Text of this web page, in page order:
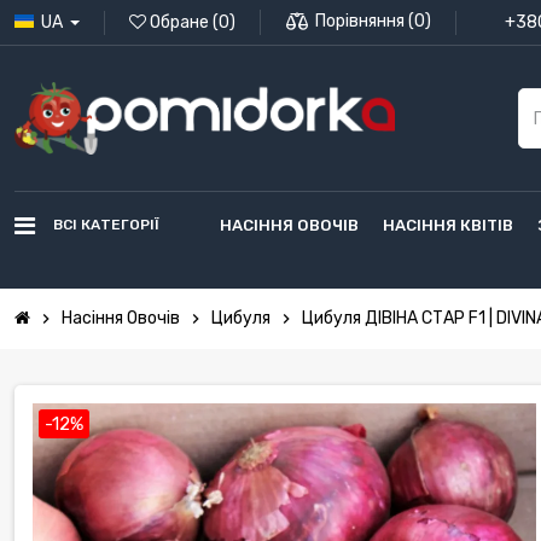
UA Обране (0) Порівняння (0)
ВСІ КАТЕГОРІЇ НАСІННЯ ОВОЧІВ НАСІННЯ КВІТІВ
chevron_right Насіння Овочів chevron_right Цибуля chevron_right Цибуля ДІВІНА СТАР F1 |
-12%